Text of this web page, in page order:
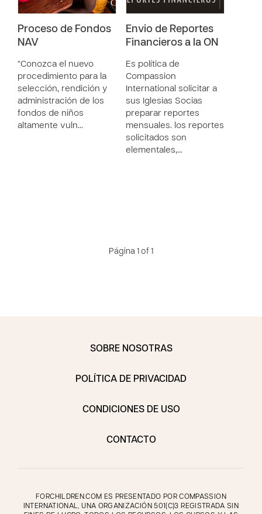
Proceso de Fondos
NAV
“Conozca el nuevo
procedimiento para la
selección, rendición y
administración de los
fondos de niños
altamente vuln…
Envio de Reportes
Financieros a la ON
Es política de
Compassion
International solicitar a
sus Iglesias Socias
preparar reportes
mensuales. los reportes
solicitados son
elementales,…
Página 1 of 1
SOBRE NOSOTRAS
POLÍTICA DE PRIVACIDAD
CONDICIONES DE USO
CONTACTO
FORCHILDREN.COM ES PRESENTADO POR COMPASSION
INTERNATIONAL, UNA ORGANIZACIÓN 501(C)3 REGISTRADA SIN